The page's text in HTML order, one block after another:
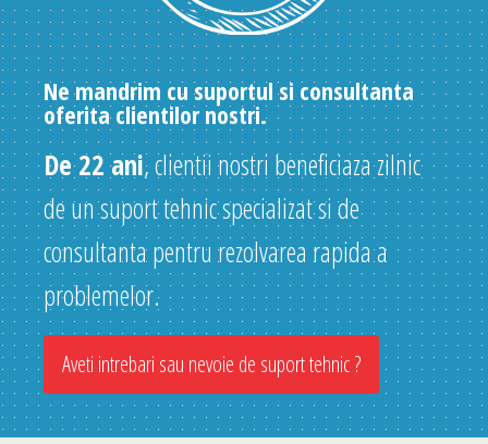
Ne mandrim cu suportul si consultanta
oferita clientilor nostri.
De 22 ani, clientii nostri beneficiaza zilnic
de un suport tehnic specializat si de
consultanta pentru rezolvarea rapida a
problemelor.
Aveti intrebari sau nevoie de suport tehnic ?